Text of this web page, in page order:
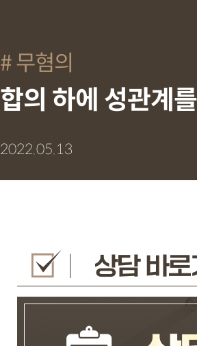
무혐의
합의 하에 성관계
2022.05.13